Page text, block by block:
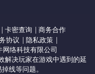
| 卡密查询 | 商务合作
协议 | 隐私政策 |
络科技有限公司
解决玩家在游戏中遇到的延
线等问题。